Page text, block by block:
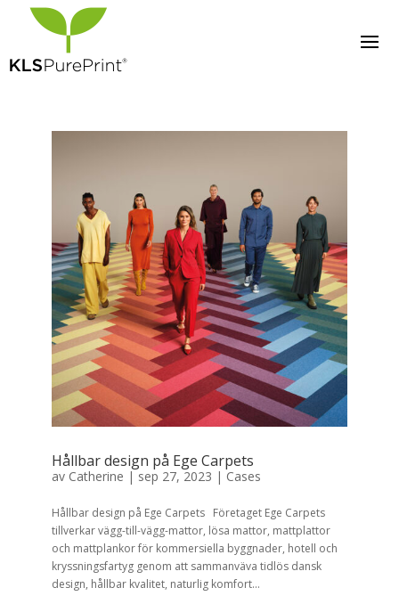
Hållbar design på Ege Carpets
av Catherine | sep 27, 2023 | Cases
Hållbar design på Ege Carpets Företaget Ege Carpets
tillverkar vägg-till-vägg-mattor, lösa mattor, mattplattor
och mattplankor för kommersiella byggnader, hotell och
kryssningsfartyg genom att sammanväva tidlös dansk
design, hållbar kvalitet, naturlig komfort...